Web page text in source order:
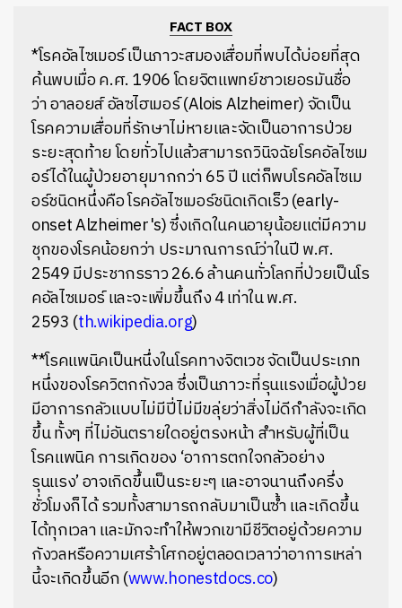
FACT BOX
*โรคอัลไซเมอร์เป็นภาวะสมองเสื่อมที่พบได้บ่อยที่สุด
ค้นพบเมื่อค.ศ. 1906 โดยจิตแพทย์ชาวเยอรมันชื่อ
ว่าอาลอยส์ อัลซไฮเมอร์(Alois Alzheimer) จัดเป็น
โรคความเสื่อมที่รักษาไม่หายและจัดเป็นอาการป่วย
ระยะสุดท้าย โดยทั่วไปแล้วสามารถวินิจฉัยโรคอัลไซเม
อร์ได้ในผู้ป่วยอายุมากกว่า 65 ปี แต่ก็พบโรคอัลไซเม
อร์ชนิดหนึ่งคือโรคอัลไซเมอร์ชนิดเกิดเร็ว(early-
onset Alzheimer's) ซึ่งเกิดในคนอายุน้อยแต่มีความ
ชุกของโรคน้อยกว่า ประมาณการณ์ว่าในปีพ.ศ.
2549มีประชากรราว 26.6 ล้านคนทั่วโลกที่ป่วยเป็นโร
คอัลไซเมอร์ และจะเพิ่มขึ้นถึง 4 เท่าในพ.ศ.
2593 (th.wikipedia.org)
**โรคแพนิคเป็นหนึ่งในโรคทางจิตเวช จัดเป็นประเภท
หนึ่งของโรควิตกกังวลซึ่งเป็นภาวะที่รุนแรงเมื่อผู้ป่วย
มีอาการกลัวแบบไม่มีปี่ไม่มีขลุ่ยว่าสิ่งไม่ดีกำลังจะเกิด
ขึ้น ทั้งๆ ที่ไม่อันตรายใดอยู่ตรงหน้า สำหรับผู้ที่เป็น
โรคแพนิค การเกิดของ ‘อาการตกใจกลัวอย่าง
รุนแรง’ อาจเกิดขึ้นเป็นระยะๆ และอาจนานถึงครึ่ง
ชั่วโมงก็ได้ รวมทั้งสามารถกลับมาเป็นซ้ำ และเกิดขึ้น
ได้ทุกเวลา และมักจะทำให้พวกเขามีชีวิตอยู่ด้วยความ
กังวลหรือความเศร้าโศกอยู่ตลอดเวลาว่าอาการเหล่า
นี้จะเกิดขึ้นอีก(www.honestdocs.co)